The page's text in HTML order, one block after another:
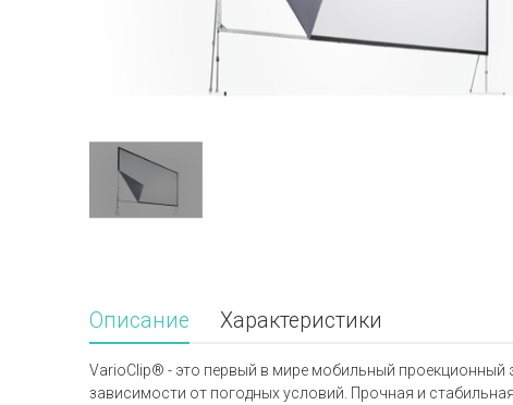
Описание Характеристики
VarioClip® - это первый в мире мобильный проекционный
зависимости от погодных условий. Прочная и